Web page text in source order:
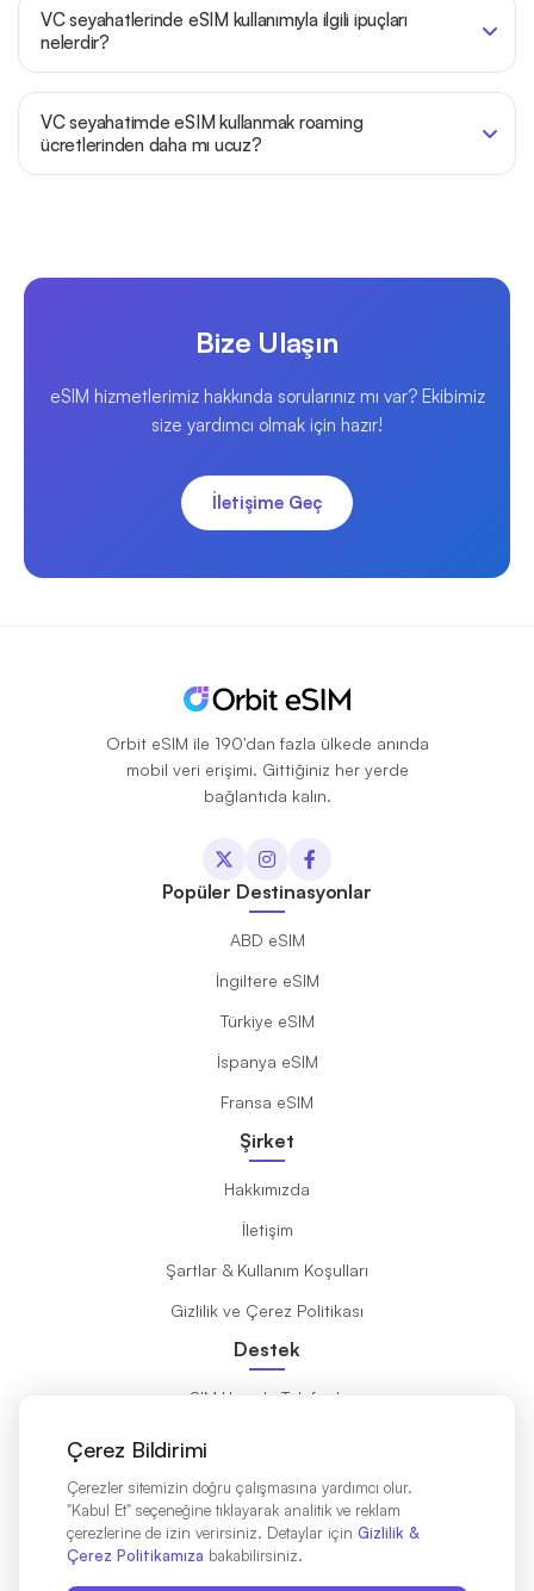
VC seyahatlerinde eSIM kullanımıyla ilgili ipuçları
nelerdir?
VC seyahatimde eSIM kullanmak roaming
ücretlerinden daha mı ucuz?
Bize Ulaşın
eSIM hizmetlerimiz hakkında sorularınız mı var? Ekibimiz
size yardımcı olmak için hazır!
İletişime Geç
Orbit eSIM ile 190'dan fazla ülkede anında
mobil veri erişimi. Gittiğiniz her yerde
bağlantıda kalın.
Popüler Destinasyonlar
ABD eSIM
İngiltere eSIM
Türkiye eSIM
İspanya eSIM
Fransa eSIM
Şirket
Hakkımızda
İletişim
Şartlar & Kullanım Koşulları
Gizlilik ve Çerez Politikası
Destek
eSIM Uyumlu Telefonlar
Kurulum Kılavuzu
Destinasyonlar
Affiliates Partners
Çerez Bildirimi
Çerezler sitemizin doğru çalışmasına yardımcı olur.
"Kabul Et" seçeneğine tıklayarak analitik ve reklam
çerezlerine de izin verirsiniz. Detaylar için Gizlilik &
Çerez Politikamıza bakabilirsiniz.